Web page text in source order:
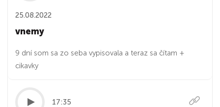
25.08.2022
vnemy
9 dní som sa zo seba vypisovala a teraz sa čítam +
cikavky
17:35